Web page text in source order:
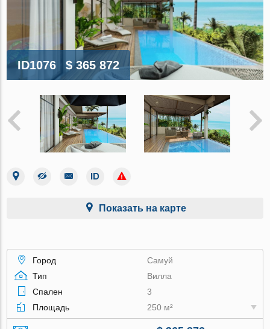
ID1076 $ 365 872
Показать на карте
Город
Самуй
Тип
Вилла
Спален
3
Площадь
250 м²